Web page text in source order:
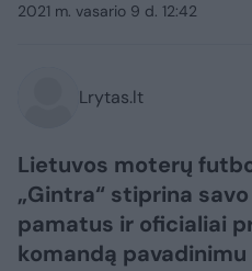
2021 m. vasario 9 d. 12:42
Lrytas.lt
Lietuvos moterų
„Gintra“ stiprina
pamatus ir oficialiai
komandą pavadinimu